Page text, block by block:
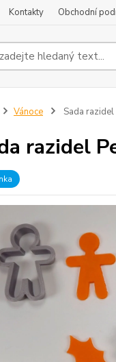
Kontakty Obchodní
Vánoce Sada razidel
razidel